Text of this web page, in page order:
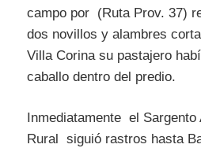
campo por (Ruta Prov. 37)
dos novillos y alambres
Villa Corina su pastajero
caballo dentro del predio.
Inmediatamente el
Rural siguió rastros hasta